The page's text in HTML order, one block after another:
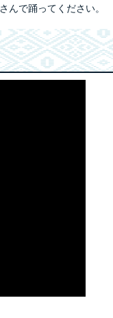
んで踊ってください。